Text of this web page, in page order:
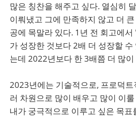
많은 칭찬을 해주고 싶다. 열심히
이뤄냈고 그에 만족하지 않고 더
공에 목말라 있다. 1년 전 회고에
가 성장한 것보다 2배 더 성장할
는데 2022년보다 한 3배쯤 더 많
2023년에는 기술적으로, 프로덕트
러 차원으로 많이 배우고 많이 이
내가 궁극적으로 이루고 싶은 목